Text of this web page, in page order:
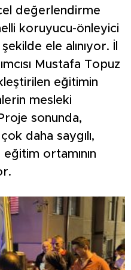
değerlendirme
koruyucu-önleyici
ele alınıyor. İl
Mustafa Topuz
eğitimin
mesleki
sonunda,
daha saygılı,
ortamının